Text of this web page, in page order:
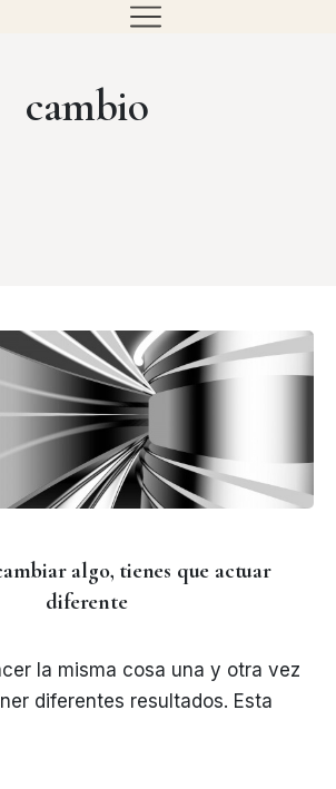
cambio
algo, tienes que actuar
diferente
la misma cosa una y otra vez
diferentes resultados. Esta